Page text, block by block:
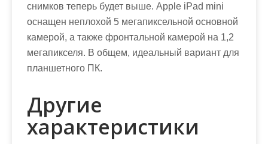
снимков теперь будет выше. Apple iPad mini
оснащен неплохой 5 мегапиксельной основной
камерой, а также фронтальной камерой на 1,2
мегапикселя. В общем, идеальный вариант для
планшетного ПК.
Другие
характеристики